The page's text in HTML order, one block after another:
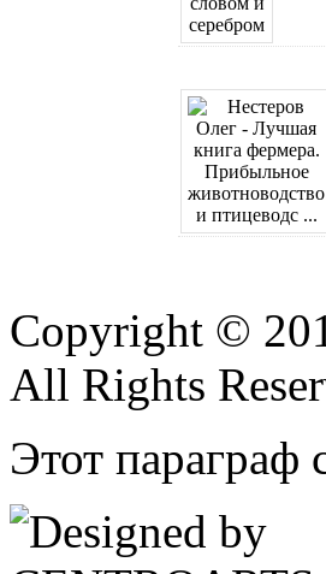
Copyright ©
All Rights
Этот параграф